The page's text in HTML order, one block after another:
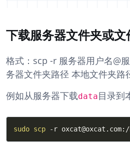
下载服务器文件夹或文
格式：scp -r 服务器用户名@
务器文件夹路径 本地文件夹路
例如从服务器下载data目录到
sudo scp -r